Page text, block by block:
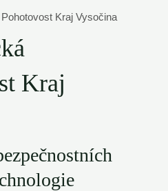
Kraj Vysočina
Kraj